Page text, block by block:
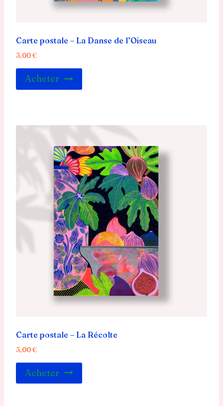
Carte postale – La Danse de l’Oiseau
3,00€
Acheter
Carte postale – La Récolte
3,00€
Acheter